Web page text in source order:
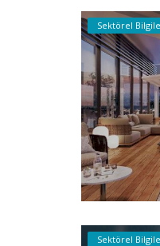
Sektörel
Sektörel